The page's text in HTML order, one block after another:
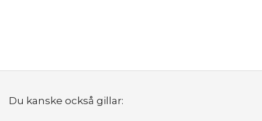
Du kanske också gillar: